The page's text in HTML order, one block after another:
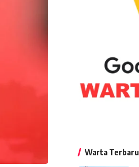
Warta Terbaru